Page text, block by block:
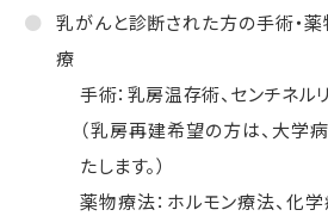
乳がんと診断された方の手術・
療
手術：乳房温存術、センチネル
（乳房再建希望の方は、大学
たします。）
薬物療法：ホルモン療法、化